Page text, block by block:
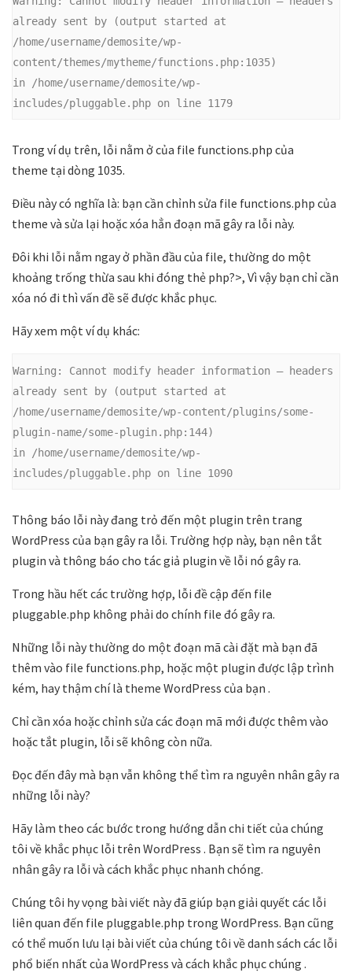
already sent by (output started at
/home/username/demosite/wp-
content/themes/mytheme/functions.php:1035)
in
/home/username/demosite/wp-
includes/pluggable.php on line 1179
Trong ví dụ trên, lỗi nằm ở của file functions.php của
theme tại dòng 1035.
Điều này có nghĩa là: bạn cần chỉnh sửa file functions.php của
theme và sửa lại hoặc xóa hẳn đoạn mã gây ra lỗi này.
Đôi khi lỗi nằm ngay ở phần đầu của file, thường do một
khoảng trống thừa sau khi đóng thẻ php?>, Vì vậy bạn chỉ cần
xóa nó đi thì vấn đề sẽ được khắc phục.
Hãy xem một ví dụ khác:
Warning:
Cannot modify header information – headers
already sent by (output started at
/home/username/demosite/wp-content/plugins/some-
plugin-name/some-plugin.php:144)
in
/home/username/demosite/wp-
includes/pluggable.php on line 1090
Thông báo lỗi này đang trỏ đến một plugin trên trang
WordPress của bạn gây ra lỗi. Trường hợp này, bạn nên tắt
plugin và thông báo cho tác giả plugin về lỗi nó gây ra.
Trong hầu hết các trường hợp, lỗi đề cập đến file
pluggable.php không phải do chính file đó gây ra.
Những lỗi này thường do một đoạn mã cài đặt mà bạn đã
thêm vào file functions.php, hoặc một plugin được lập trình
kém, hay thậm chí là theme WordPress của bạn .
Chỉ cần xóa hoặc chỉnh sửa các đoạn mã mới được thêm vào
hoặc tắt plugin, lỗi sẽ không còn nữa.
Đọc đến đây mà bạn vẫn không thể tìm ra nguyên nhân gây ra
những lỗi này?
Hãy làm theo các bước trong hướng dẫn chi tiết của chúng
tôi về khắc phục lỗi trên WordPress . Bạn sẽ tìm ra nguyên
nhân gây ra lỗi và cách khắc phục nhanh chóng.
Chúng tôi hy vọng bài viết này đã giúp bạn giải quyết các lỗi
liên quan đến file pluggable.php trong WordPress. Bạn cũng
có thể muốn lưu lại bài viết của chúng tôi về danh sách các lỗi
phổ biến nhất của WordPress và cách khắc phục chúng .